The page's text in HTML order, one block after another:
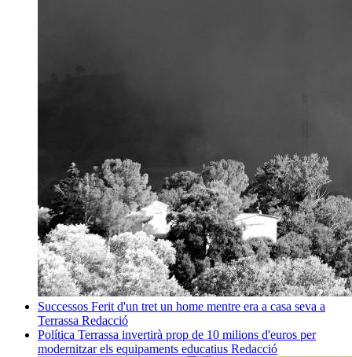
Successos Ferit d'un tret un home mentre era a casa seva a
Terrassa Redacció
Política Terrassa invertirà prop de 10 milions d'euros per
modernitzar els equipaments educatius Redacció